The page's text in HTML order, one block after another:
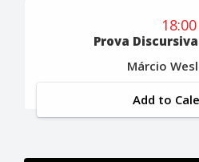
18:00
Prova
Márcio
Add to